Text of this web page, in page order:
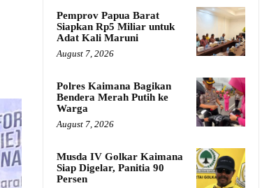
Pemprov Papua Barat
Siapkan Rp5 Miliar untuk
Adat Kali Maruni
August 7, 2026
Polres Kaimana Bagikan
Bendera Merah Putih ke
Warga
August 7, 2026
Musda IV Golkar Kaimana
Siap Digelar, Panitia 90
Persen